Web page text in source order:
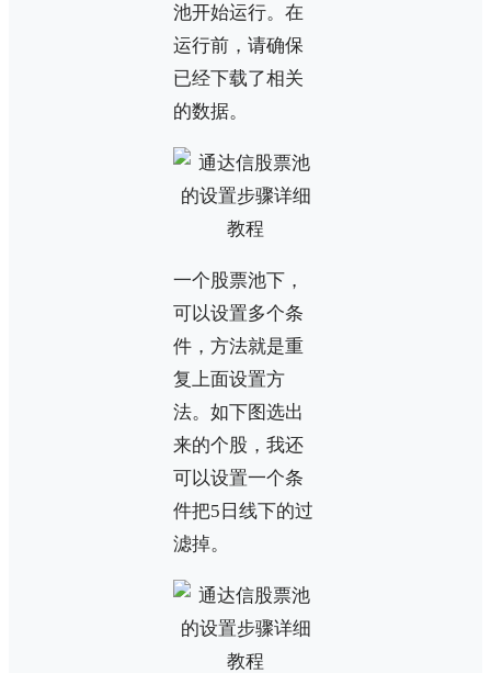
池开始运行。在
运行前，请确保
已经下载了相关
的数据。
一个股票池下，
可以设置多个条
件，方法就是重
复上面设置方
法。如下图选出
来的个股，我还
可以设置一个条
件把5日线下的过
滤掉。